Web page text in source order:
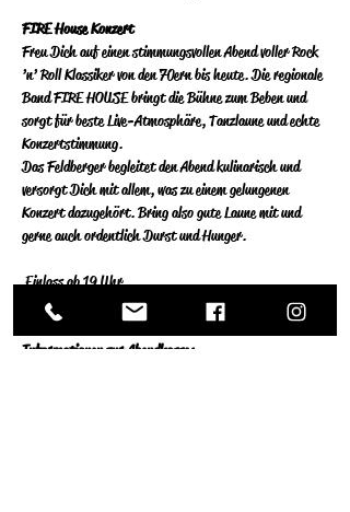
FIRE House Konzert
Freu Dich auf einen stimmungsvollen Abend voller Rock
’n’ Roll Klassiker von den 70ern bis heute. Die regionale
Band FIRE HOUSE bringt die Bühne zum Beben und
sorgt für beste Live-Atmosphäre, Tanzlaune und echte
Konzertstimmung.
Das Feldberger begleitet den Abend kulinarisch und
versorgt Dich mit allem, was zu einem gelungenen
Konzert dazugehört. Bring also gute Laune mit und
gerne auch ordentlich Durst und Hunger.
Einlass ab 19 Uhr
Konzertbeginn um 20 Uhr
Informationen zur Abendkasse: